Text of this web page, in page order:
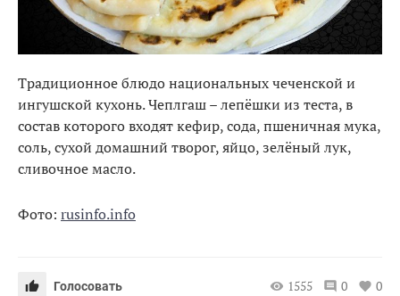
Традиционное блюдо национальных чеченской и
ингушской кухонь. Чеплгаш – лепёшки из теста, в
состав которого входят кефир, сода, пшеничная мука,
соль, сухой домашний творог, яйцо, зелёный лук,
сливочное масло.
Фото: rusinfo.info
Голосовать 1555 0 0